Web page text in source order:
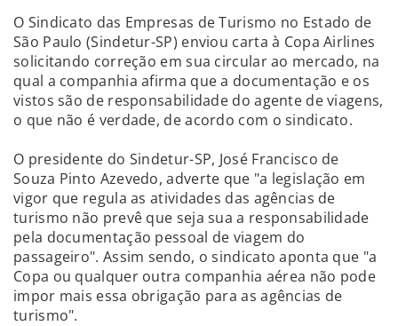
O Sindicato das Empresas de Turismo no Estado de
São Paulo (Sindetur-SP) enviou carta à Copa Airlines
solicitando correção em sua circular ao mercado, na
qual a companhia afirma que a documentação e os
vistos são de responsabilidade do agente de viagens,
o que não é verdade, de acordo com o sindicato.
O presidente do Sindetur-SP, José Francisco de
Souza Pinto Azevedo, adverte que "a legislação em
vigor que regula as atividades das agências de
turismo não prevê que seja sua a responsabilidade
pela documentação pessoal de viagem do
passageiro". Assim sendo, o sindicato aponta que "a
Copa ou qualquer outra companhia aérea não pode
impor mais essa obrigação para as agências de
turismo".